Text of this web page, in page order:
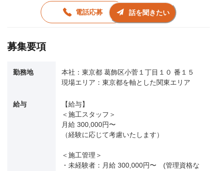
電話応募 話を聞きたい
募集要項
勤務地
本社：東京都 葛飾区小菅１丁目１０ 番１５
現場エリア：東京都を軸とした関東エリア
給与
【給与】
＜施工スタッフ＞
月給 300,000円〜
（経験に応じて考慮いたします）
＜施工管理＞
・未経験者：月給 300,000円〜 (管理資格な